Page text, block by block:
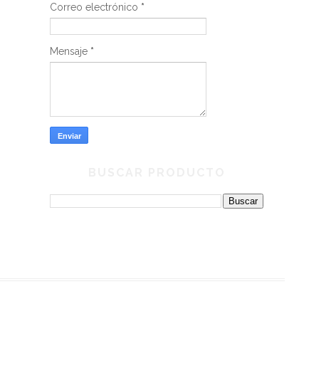
Correo electrónico *
Mensaje *